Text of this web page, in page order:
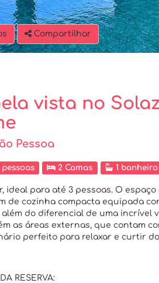
Compartilhar
vista no
Pessoa
pessoas 2 Camas 1 banheiro
ideal para até 3 pessoas. O
de cozinha compacta equipada
do diferencial de uma incrível
as áreas externas, que contam
perfeito para relaxar e curtir
RESERVA: